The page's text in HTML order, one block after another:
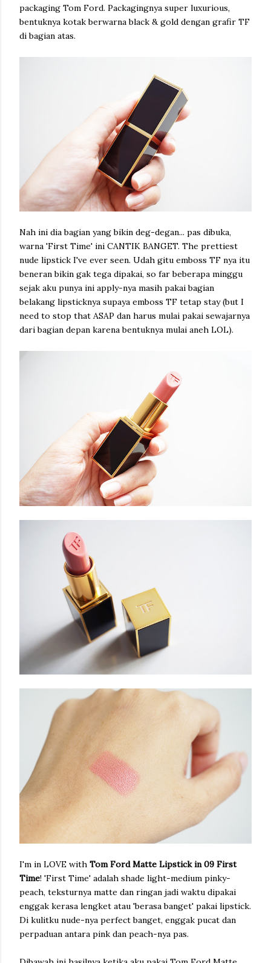
packaging Tom Ford. Packagingnya super luxurious,
bentuknya kotak berwarna black & gold dengan grafir TF
di bagian atas.
Nah ini dia bagian yang bikin deg-degan... pas dibuka,
warna 'First Time' ini CANTIK BANGET. The prettiest
nude lipstick I've ever seen. Udah gitu emboss TF nya itu
beneran bikin gak tega dipakai, so far beberapa minggu
sejak aku punya ini apply-nya masih pakai bagian
belakang lipsticknya supaya emboss TF tetap stay (but I
need to stop that ASAP dan harus mulai pakai sewajarnya
dari bagian depan karena bentuknya mulai aneh LOL).
I'm in LOVE with Tom Ford Matte Lipstick in 09 First
Time! 'First Time' adalah shade light-medium pinky-
peach, teksturnya matte dan ringan jadi waktu dipakai
enggak kerasa lengket atau 'berasa banget' pakai lipstick.
Di kulitku nude-nya perfect banget, enggak pucat dan
perpaduan antara pink dan peach-nya pas.